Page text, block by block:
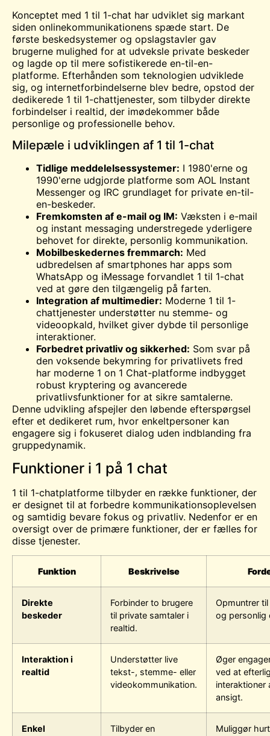
Konceptet med 1 til 1-chat har udviklet sig markant
siden onlinekommunikationens spæde start. De
første beskedsystemer og opslagstavler gav
brugerne mulighed for at udveksle private beskeder
og lagde op til mere sofistikerede en-til-en-
platforme. Efterhånden som teknologien udviklede
sig, og internetforbindelserne blev bedre, opstod der
dedikerede 1 til 1-chattjenester, som tilbyder direkte
forbindelser i realtid, der imødekommer både
personlige og professionelle behov.
Milepæle i udviklingen af 1 til 1-chat
Tidlige meddelelsessystemer: I 1980'erne og
1990'erne udgjorde platforme som AOL Instant
Messenger og IRC grundlaget for private en-til-
en-beskeder.
Fremkomsten af e-mail og IM: Væksten i e-mail
og instant messaging understregede yderligere
behovet for direkte, personlig kommunikation.
Mobilbeskedernes fremmarch: Med
udbredelsen af smartphones har apps som
WhatsApp og iMessage forvandlet 1 til 1-chat
ved at gøre den tilgængelig på farten.
Integration af multimedier: Moderne 1 til 1-
chattjenester understøtter nu stemme- og
videoopkald, hvilket giver dybde til personlige
interaktioner.
Forbedret privatliv og sikkerhed: Som svar på
den voksende bekymring for privatlivets fred
har moderne 1 on 1 Chat-platforme indbygget
robust kryptering og avancerede
privatlivsfunktioner for at sikre samtalerne.
Denne udvikling afspejler den løbende efterspørgsel
efter et dedikeret rum, hvor enkeltpersoner kan
engagere sig i fokuseret dialog uden indblanding fra
gruppedynamik.
Funktioner i 1 på 1 chat
1 til 1-chatplatforme tilbyder en række funktioner, der
er designet til at forbedre kommunikationsoplevelsen
og samtidig bevare fokus og privatliv. Nedenfor er en
oversigt over de primære funktioner, der er fælles for
disse tjenester.
Funktion Beskrivelse
Direkte
beskeder
Forbinder to brugere
til private samtaler i
realtid.
Opmuntrer
og personlig
Interaktion i
realtid
Understøtter live
tekst-, stemme- eller
videokommunikation.
Øger
ved at
interaktioner
ansigt.
Enkel
Tilbyder en
Muliggør